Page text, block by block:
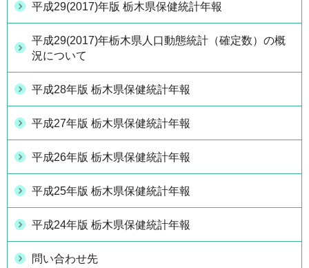
平成29(2017)年版 栃木県保健統計年報
平成29(2017)年栃木県人口動態統計（確定数）の概
況について
平成28年版 栃木県保健統計年報
平成27年版 栃木県保健統計年報
平成26年版 栃木県保健統計年報
平成25年版 栃木県保健統計年報
平成24年版 栃木県保健統計年報
問い合わせ先